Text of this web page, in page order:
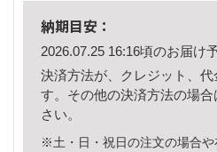
納期目安：
2026.07.25 16:16頃のお届け
決済方法が、クレジット、
す。その他の決済方法の場合
さい。
※土・日・祝日の注文の場合